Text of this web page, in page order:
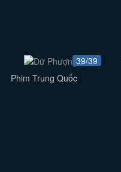
39/39
Phim Trung Quốc